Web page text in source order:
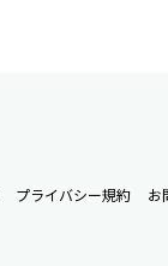
プライバシー規約 お